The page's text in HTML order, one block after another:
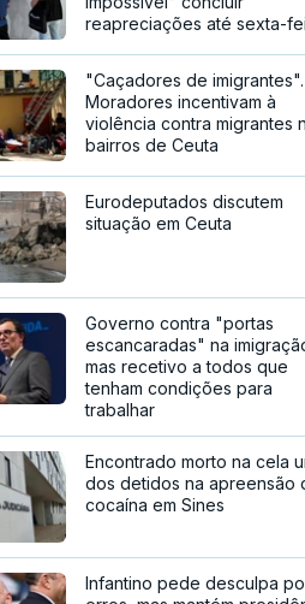
reapreciações até sexta-
"Caçadores de imigrantes".
Moradores incentivam à
violência contra migrantes
bairros de Ceuta
Eurodeputados discutem
situação em Ceuta
Governo contra "portas
escancaradas" na
mas recetivo a todos que
tenham condições para
trabalhar
Encontrado morto na cela
dos detidos na apreensão
cocaína em Sines
Infantino pede desculpa